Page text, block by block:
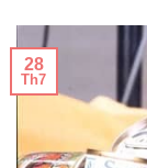
28
Th7